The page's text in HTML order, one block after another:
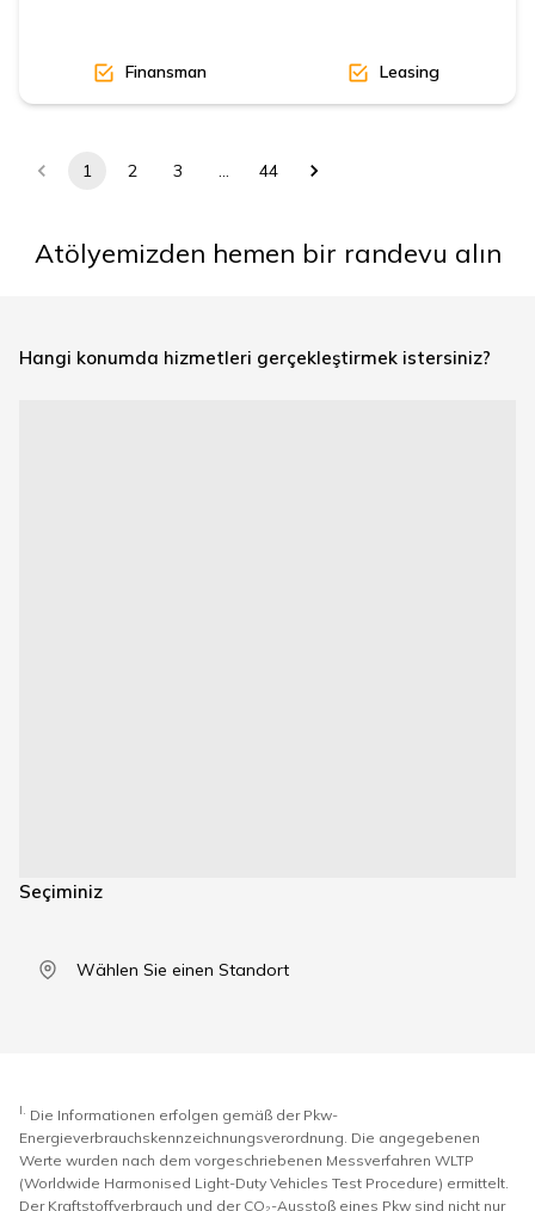
Finansman Leasing
1 2 3 … 44
Atölyemizden hemen bir randevu alın
Hangi konumda hizmetleri gerçekleştirmek istersiniz?
Seçiminiz
Wählen Sie einen Standort
I. Die Informationen erfolgen gemäß der Pkw-
Energieverbrauchskennzeichnungsverordnung. Die angegebenen
Werte wurden nach dem vorgeschriebenen Messverfahren WLTP
(Worldwide Harmonised Light-Duty Vehicles Test Procedure) ermittelt.
Der Kraftstoffverbrauch und der CO₂-Ausstoß eines Pkw sind nicht nur